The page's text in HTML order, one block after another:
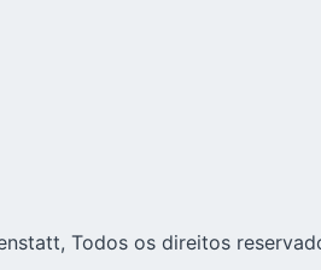
Todos os direitos